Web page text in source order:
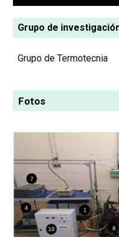
Grupo de
Grupo de Termotecnia
Fotos